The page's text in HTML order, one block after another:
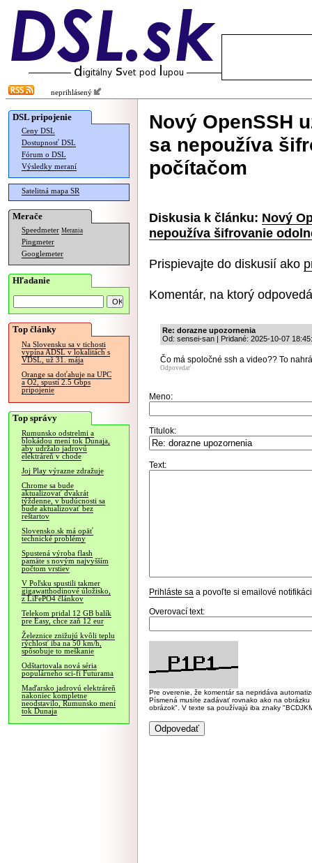
neprihlásený
DSL pripojenie
Ceny DSL
Dostupnosť DSL
Fórum o DSL
Výsledky meraní
Satelitná mapa SR
Merače
Speedmeter Merania
Pingmeter
Googlemeter
Hľadanie
Top články
Na Slovensku sa v tichosti
vypína ADSL v lokalitách s
VDSL, už 31. mája
Orange sa doťahuje na UPC
a O2, spustí 2.5 Gbps
pripojenie
Top správy
Rumunsko odstrelmi a
blokádou mení tok Dunaja,
aby udržalo jadrovú
elektráreň v chode
Joj Play výrazne zdražuje
Chrome sa bude
aktualizovať dvakrát
týždenne, v budúcnosti sa
bude aktualizovať bez
reštartov
Slovensko.sk má opäť
technické problémy
Spustená výroba flash
pamäte s novým najvyšším
počtom vrstiev
V Poľsku spustili takmer
gigawatthodinové úložisko,
z LiFePO4 článkov
Telekom pridal 12 GB balík
pre Easy, chce zaň 12 eur
Železnice znižujú kvôli teplu
rýchlosť iba na 50 km/h,
spôsobuje to meškanie
Odštartovala nová séria
populárneho sci-fi Futurama
Maďarsko jadrovú elektráreň
nakoniec kompletne
neodstavilo, Rumunsko mení
tok Dunaja
Nový OpenSSH
sa nepoužíva
počítačom
Diskusia k článku: Nový
nepoužíva šifrovanie
Prispievajte do diskusií ako
Komentár, na ktorý
Re: dorazne upozornenia
Od: sensei-san | Pridané: 2025-10-07
Čo má spoločné ssh a video?? To
Odpovedať
Meno:
Titulok:
Text:
Prihláste sa a povoľte si emailové
Overovací text:
Pre overenie, že komentár sa nepridáva
Písmená musíte zadávať rovnako ako na
obrázok". V texte sa používajú iba znaky